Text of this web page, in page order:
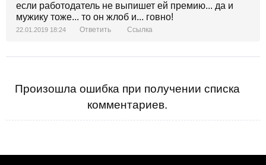
если работодатель не выпишет ей премию... да и
мужику тоже... то он жлоб и... говно!
22.01.2019 18:24 Ответить Ссылка
Произошла ошибка при получении списка
комментариев.